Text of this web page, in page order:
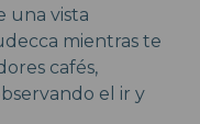
una vista
mientras te
cafés,
el ir y